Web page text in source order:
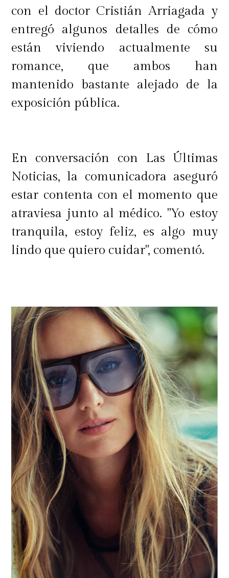
con el doctor Cristián Arriagada y
entregó algunos detalles de cómo
están viviendo actualmente su
romance, que ambos han
mantenido bastante alejado de la
exposición pública.
En conversación con Las Últimas
Noticias, la comunicadora aseguró
estar contenta con el momento que
atraviesa junto al médico. "Yo estoy
tranquila, estoy feliz, es algo muy
lindo que quiero cuidar", comentó.